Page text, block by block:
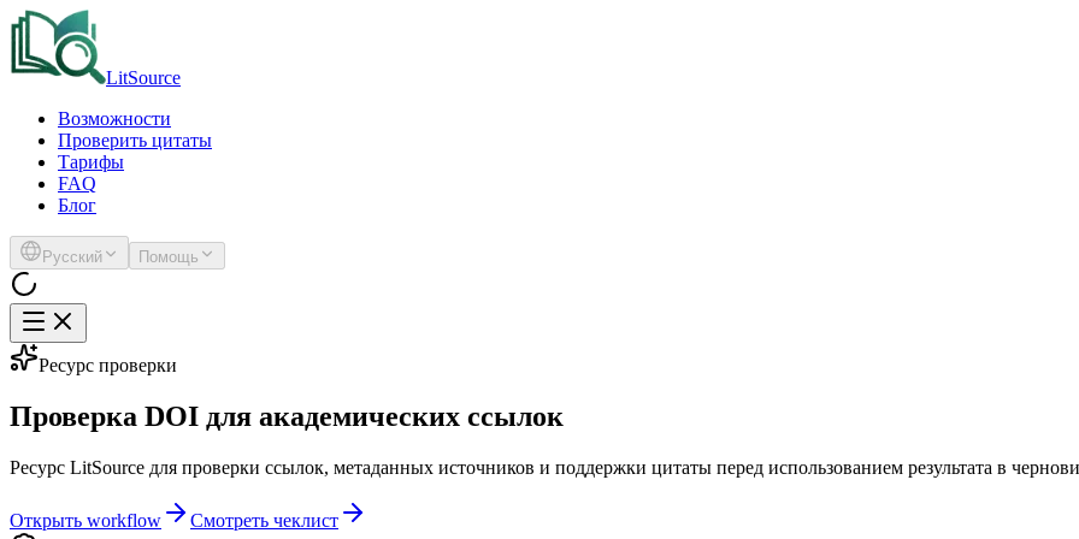
LitSource
Возможности
Проверить цитаты
Тарифы
FAQ
Блог
Русский Помощь
Ресурс проверки
Проверка DOI для академических ссылок
Ресурс LitSource для проверки ссылок, метаданных источников и поддержки цитаты перед использованием результата в
Открыть workflow Смотреть чеклист